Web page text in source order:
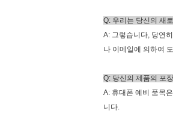
Q: 우리는 당신의 새
A: 그렇습니다, 당연
나 이메일에 의하여
Q: 당신의 제품의 포
A: 휴대폰 예비 품목
니다.